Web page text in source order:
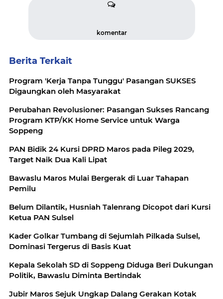
komentar
Berita Terkait
Program 'Kerja Tanpa Tunggu' Pasangan SUKSES
Digaungkan oleh Masyarakat
Perubahan Revolusioner: Pasangan Sukses Rancang
Program KTP/KK Home Service untuk Warga
Soppeng
PAN Bidik 24 Kursi DPRD Maros pada Pileg 2029,
Target Naik Dua Kali Lipat
Bawaslu Maros Mulai Bergerak di Luar Tahapan
Pemilu
Belum Dilantik, Husniah Talenrang Dicopot dari Kursi
Ketua PAN Sulsel
Kader Golkar Tumbang di Sejumlah Pilkada Sulsel,
Dominasi Tergerus di Basis Kuat
Kepala Sekolah SD di Soppeng Diduga Beri Dukungan
Politik, Bawaslu Diminta Bertindak
Jubir Maros Sejuk Ungkap Dalang Gerakan Kotak